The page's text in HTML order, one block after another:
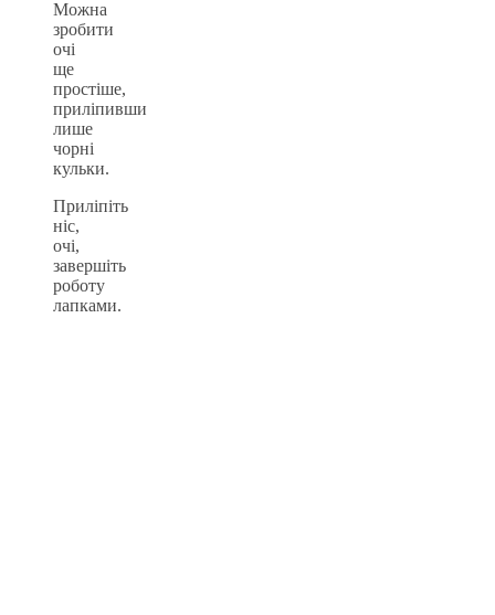
Можна
зробити
очі
ще
простіше,
приліпивши
лише
чорні
кульки.
Приліпіть
ніс,
очі,
завершіть
роботу
лапками.